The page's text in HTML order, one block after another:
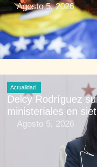
Agosto 5, 2026
Actualidad
Delcy Rodríguez
ministeriales en
Agosto 5, 2026